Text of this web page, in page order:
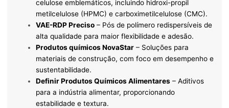
celulose emblemáticos, incluindo hidroxi-propil
metilcelulose (HPMC) e carboximetilcelulose (CMC).
VAE-RDP Preciso– Pós de polímero redispersíveis de
alta qualidade para maior flexibilidade e adesão.
Produtos químicos NovaStar– Soluções para
materiais de construção, com foco em desempenho e
sustentabilidade.
Definir Produtos Químicos Alimentares– Aditivos
para a indústria alimentar, proporcionando
estabilidade e textura.